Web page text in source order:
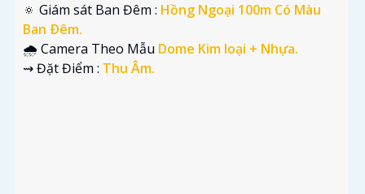
🔅 Giám sát Ban Đêm : Hồng Ngoại 100m Có Màu
Ban Ðêm.
🌧️ Camera Theo Mẫu Dome Kim loại + Nhựa.
️⇝ Đặt Điểm : Thu Âm.